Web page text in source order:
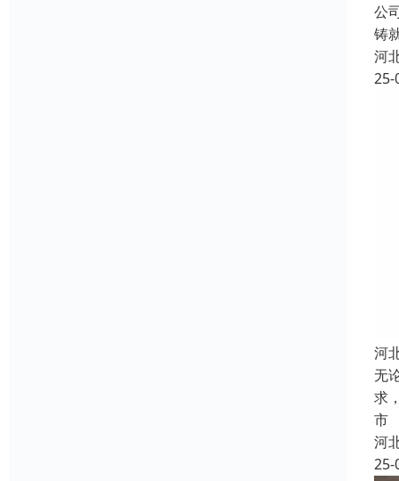
公
铸
河
25-
河
无
求
市
河
25-